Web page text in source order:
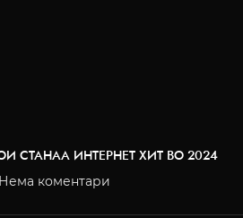
СТАНАА ИНТЕРНЕТ ХИТ ВО 2024
Нема коментари